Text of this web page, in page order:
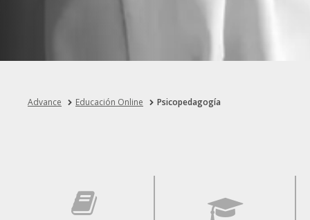
Advance Educación Online Psicopedagogía